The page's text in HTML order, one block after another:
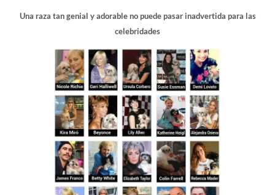
Una raza tan genial y adorable no puede pasar inadvertida para las
celebridades